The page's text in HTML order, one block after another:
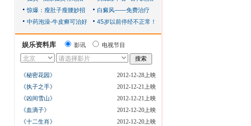
娱乐资料库 影讯 电视节目
《秘密花园》
2012-12-28上映
《执子之手》
2012-12-21上映
《凶间雪山》
2012-12-21上映
《血滴子》
2012-12-20上映
《十二生肖》
2012-12-20上映